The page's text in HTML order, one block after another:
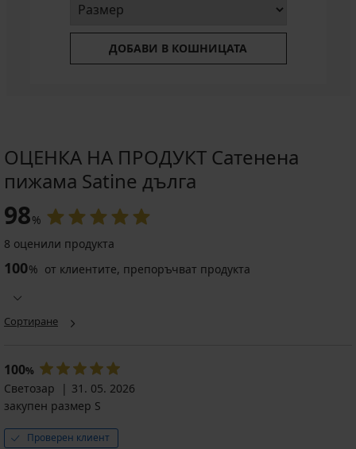
ДОБАВИ В КОШНИЦАТА
ОЦЕНКА НА ПРОДУКТ Сатенена
пижама Satine дълга
98%
8 оценили продукта
100% от клиентите, препоръчват продукта
Сортиране
100%
Светозар
31. 05. 2026
закупен размер S
Проверен клиент